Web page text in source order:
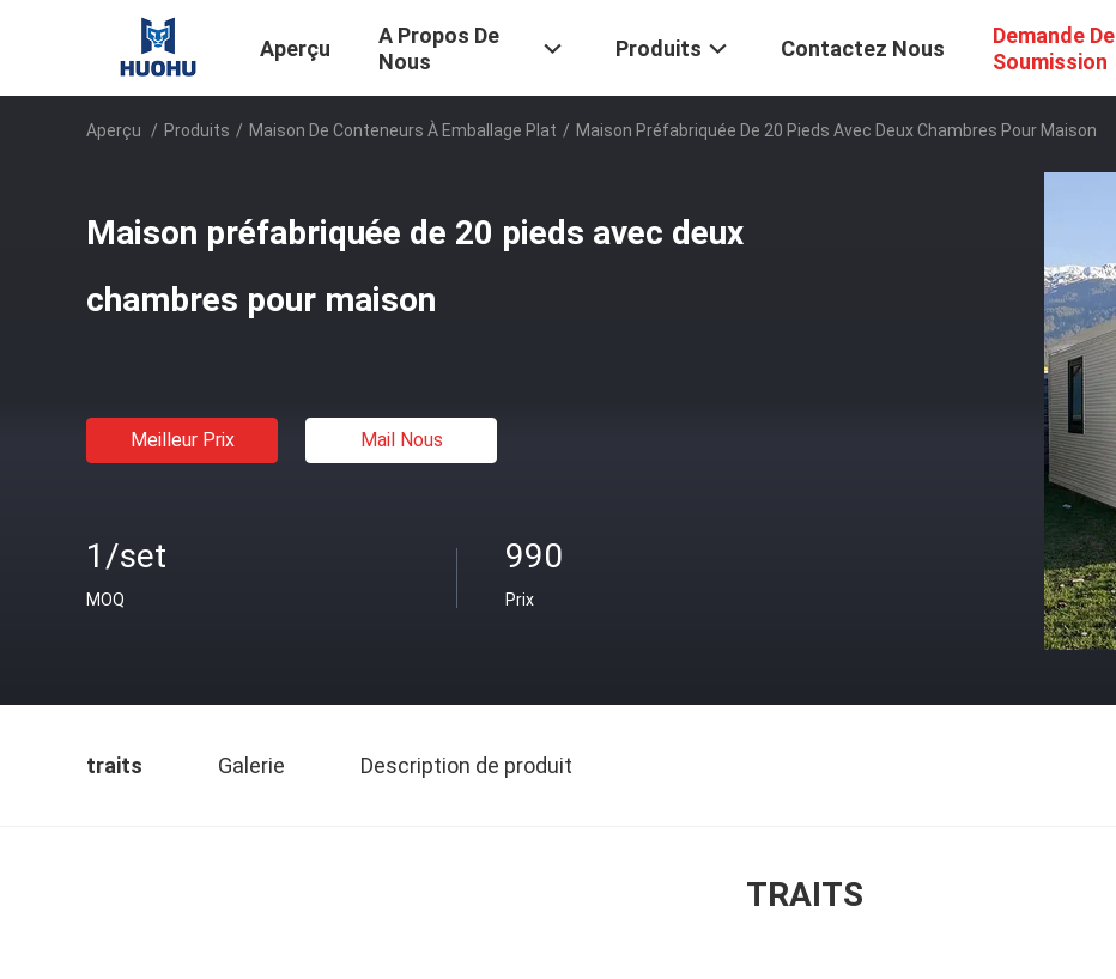
Aperçu
A Propos De
Nous
Produits Contactez Nous
Demande De
Soumission
Aperçu / Produits / Maison De Conteneurs À Emballage Plat / Maison Préfabriquée De 20 Pieds Avec Deux Chambres Pour Maison
Maison préfabriquée de 20 pieds avec deux
chambres pour maison
Meilleur Prix Mail Nous
1/set
MOQ
990
Prix
traits Galerie Description de produit
TRAITS